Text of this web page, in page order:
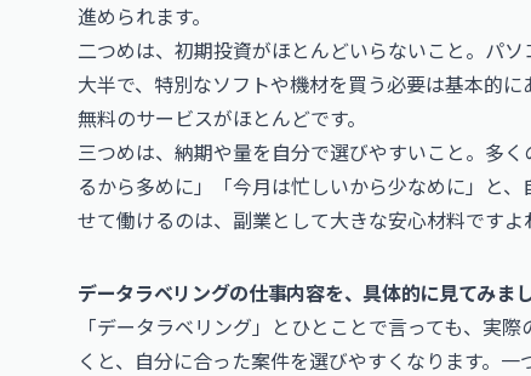
進められます。
二つめは、初期投資がほとんどいらないこと。パ
大半で、特別なソフトや機材を買う必要は基本的
無料のサービスがほとんどです。
三つめは、納期や量を自分で選びやすいこと。多
るから多めに」「今月は忙しいから少なめに」と
せて働けるのは、副業として大きな安心材料ですよ
データラベリングの仕事内容を、具体的に見てみま
「データラベリング」とひとことで言っても、実
くと、自分に合った案件を選びやすくなります。